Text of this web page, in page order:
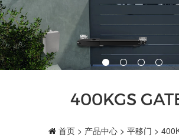
400KGS
首页> 产品中心> 平移门 >